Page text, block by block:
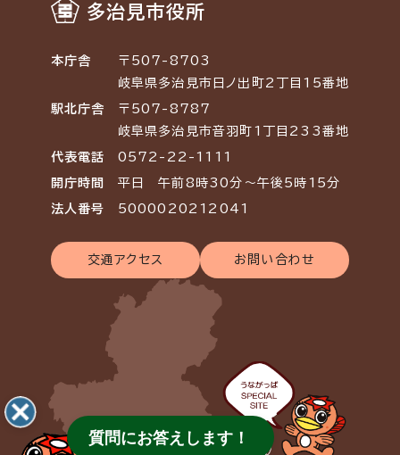
多治見市役所
本庁舎
〒507-8703
岐阜県多治見市日ノ出町2丁目15番地
駅北庁舎
〒507-8787
岐阜県多治見市音羽町1丁目233番地
代表電話 0572-22-1111
開庁時間 平日 午前8時30分～午後5時15分
法人番号 5000020212041
交通アクセス お問い合わせ
質問にお答えします！